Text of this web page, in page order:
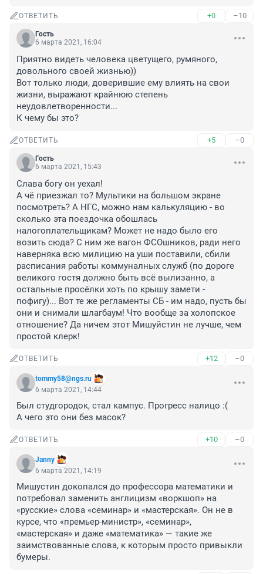
ОТВЕТИТЬ +0 –10
Гость
6 марта 2021, 16:04
Приятно видеть человека цветущего, румяного,
довольного своей жизнью))
Вот только люди, доверившие ему влиять на свои
жизни, выражают крайнюю степень
неудовлетворенности...
К чему бы это?
ОТВЕТИТЬ +5 –0
Гость
6 марта 2021, 15:43
Слава богу он уехал!
А чё приезжал то? Мультики на большом экране
посмотреть? А НГС, можно нам калькуляцию - во
сколько эта поездочка обошлась
налогоплательщикам? Может не надо было его
возить сюда? С ним же вагон ФСОшников, ради него
наверняка всю милицию на уши поставили, сбили
расписания работы коммуналных служб (по дороге
великого гостя должно быть всё вылизанно, а
остальные просёлки хоть по крышу замети -
пофигу)... Вот те же регламенты СБ - им надо, пусть бы
они и снимали шлагбаум! Что вообще за холопское
отношение? Да ничем этот Мишуйстин не лучше, чем
простой клерк!
ОТВЕТИТЬ +12 –0
tommy58@ngs.ru
6 марта 2021, 14:44
Был студгородок, стал кампус. Прогресс налицо :(
А чего это они без масок?
ОТВЕТИТЬ +10 –0
Janny
6 марта 2021, 14:19
Мишустин докопался до профессора математики и
потребовал заменить англицизм «воркшоп» на
«русские» слова «семинар» и «мастерская». Он не в
курсе, что «премьер-министр», «семинар»,
«мастерская» и даже «математика» — такие же
заимствованные слова, к которым просто привыкли
бумеры.